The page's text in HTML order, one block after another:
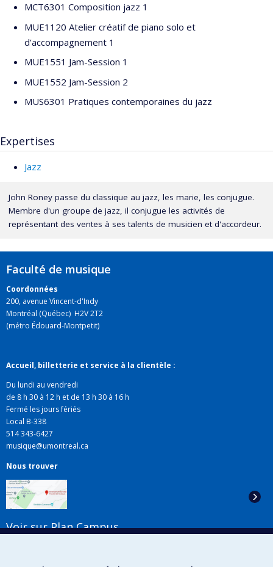
MCT6301 Composition jazz 1
MUE1120 Atelier créatif de piano solo et
d’accompagnement 1
MUE1551 Jam-Session 1
MUE1552 Jam-Session 2
MUS6301 Pratiques contemporaines du jazz
Expertises
Jazz
John Roney passe du classique au jazz, les marie, les conjugue.
Membre d'un groupe de jazz, il conjugue les activités de
représentant des ventes à ses talents de musicien et d'accordeur.
Faculté de musique
Coordonnées
200, avenue Vincent-d'Indy
Montréal (Québec) H2V 2T2
(métro Édouard-Montpetit)
Accueil, billetterie et service à la clientèle :
Du lundi au vendredi
de 8 h 30 à 12 h et de 13 h 30 à 16 h
Fermé les jours fériés
Local B-338
514 343-6427
musique@umontreal.ca
Nous trouver
Voir sur Plan Campus